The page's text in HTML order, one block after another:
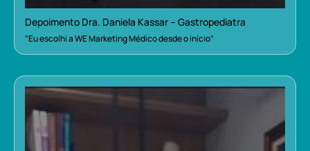
Depoimento Dra. Daniela Kassar – Gastropediatra
“Eu escolhi a WE Marketing Médico desde o início”